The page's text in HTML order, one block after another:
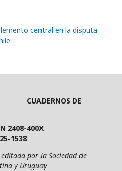
central en la disputa
CUADERNOS DE
400X
la Sociedad de
y Uruguay